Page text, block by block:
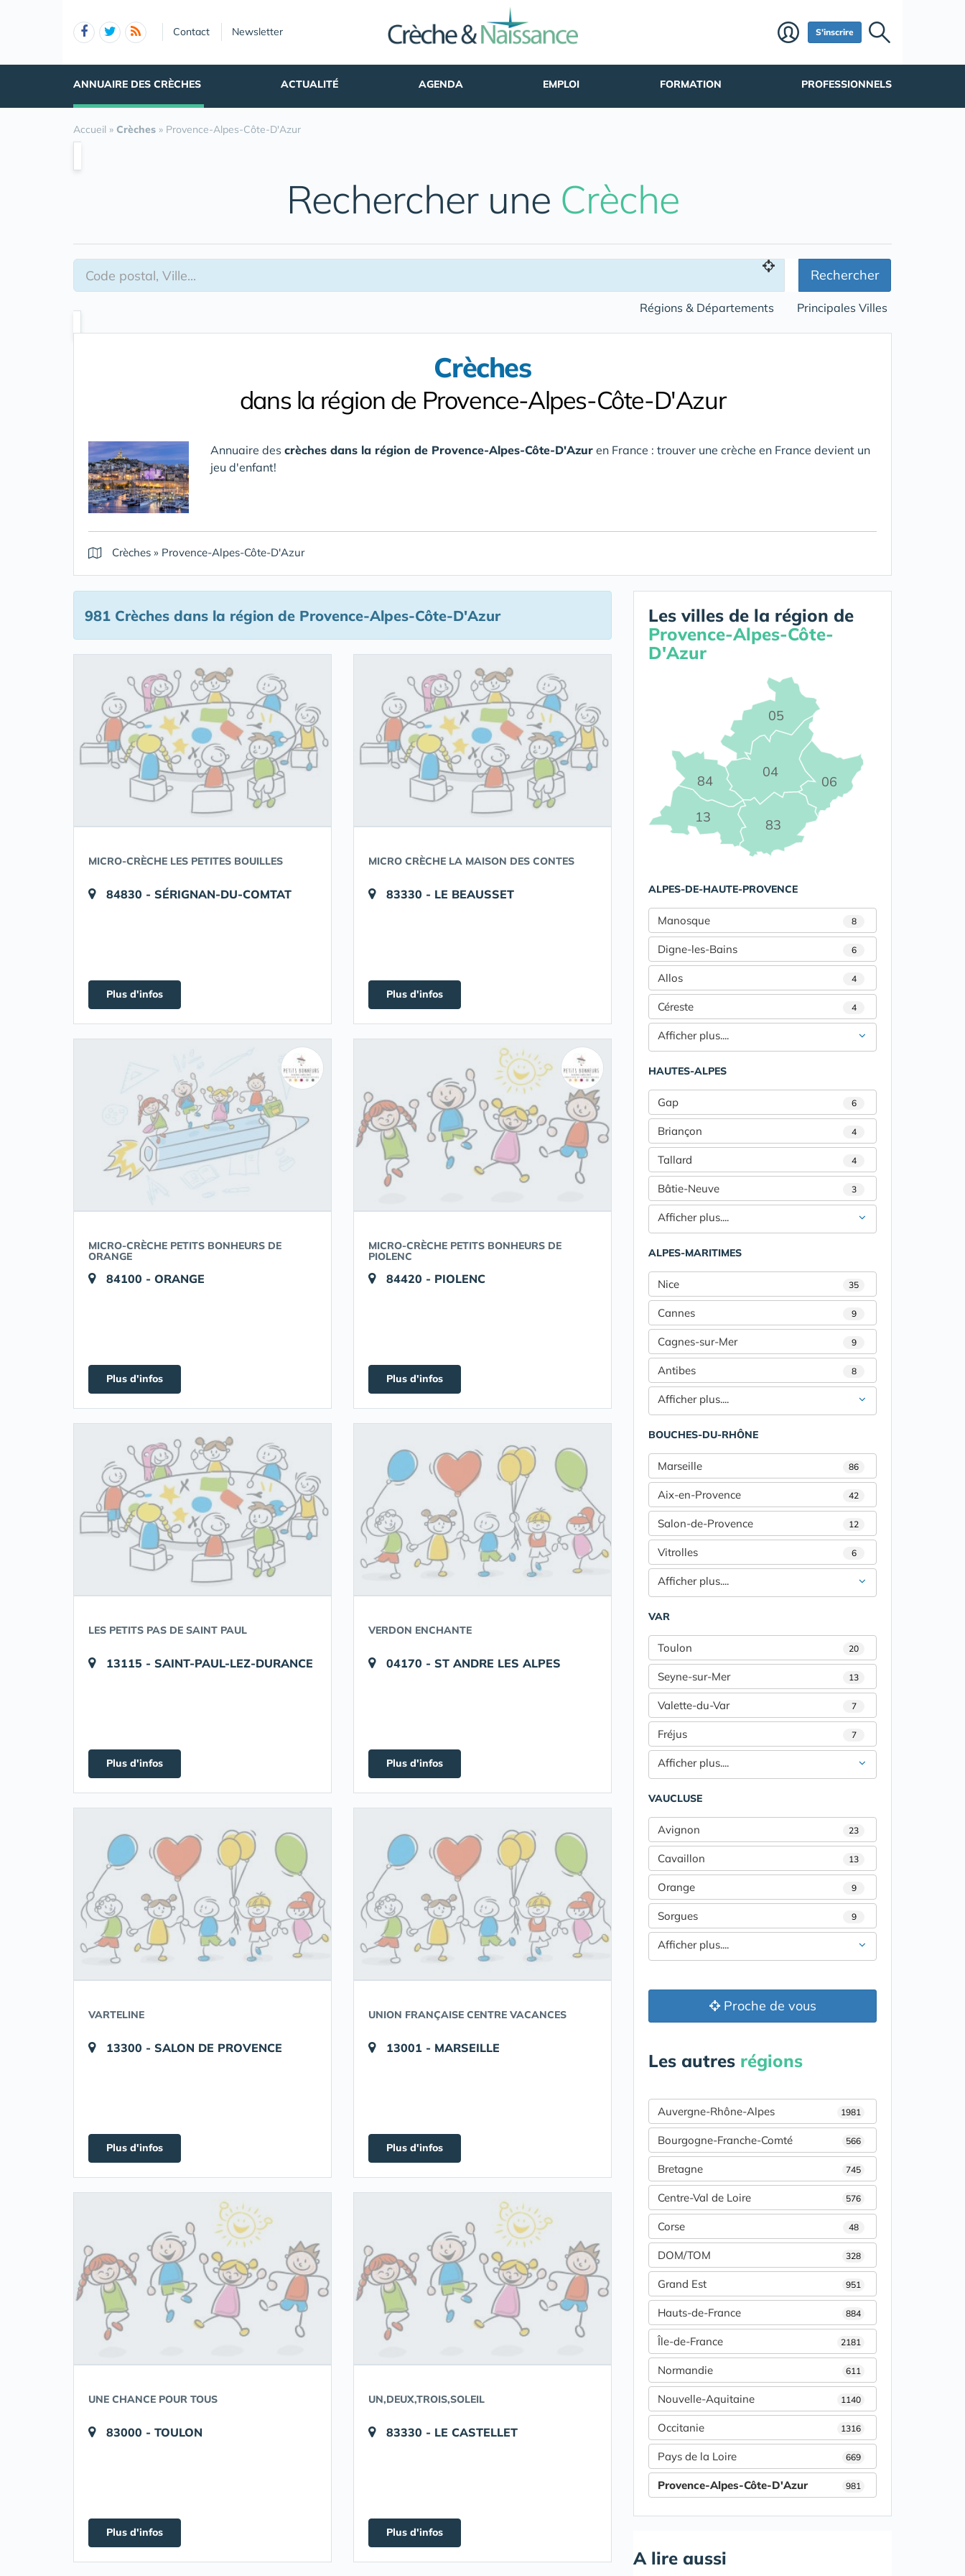
Contact Newsletter S'inscrire
ANNUAIRE DES CRÈCHES ACTUALITÉ AGENDA EMPLOI FORMATION PROFESSIONNELS
Accueil » Crèches » Provence-Alpes-Côte-D'Azur
Rechercher une Crèche
Rechercher
Régions & Départements Principales Villes
Crèches
dans la région de Provence-Alpes-Côte-D'Azur
Annuaire des crèches dans la région de Provence-Alpes-Côte-D'Azur en France : trouver une crèche en France devient un
jeu d'enfant!
Crèches » Provence-Alpes-Côte-D'Azur
981 Crèches dans la région de Provence-Alpes-Côte-D'Azur
MICRO-CRÈCHE LES PETITES BOUILLES
84830 - SÉRIGNAN-DU-COMTAT
Plus d'infos
MICRO CRÈCHE LA MAISON DES CONTES
83330 - LE BEAUSSET
Plus d'infos
MICRO-CRÈCHE PETITS BONHEURS DE
ORANGE
84100 - ORANGE
Plus d'infos
MICRO-CRÈCHE PETITS BONHEURS DE
PIOLENC
84420 - PIOLENC
Plus d'infos
LES PETITS PAS DE SAINT PAUL
13115 - SAINT-PAUL-LEZ-DURANCE
Plus d'infos
VERDON ENCHANTE
04170 - ST ANDRE LES ALPES
Plus d'infos
VARTELINE
13300 - SALON DE PROVENCE
Plus d'infos
UNION FRANÇAISE CENTRE VACANCES
13001 - MARSEILLE
Plus d'infos
UNE CHANCE POUR TOUS
83000 - TOULON
Plus d'infos
UN,DEUX,TROIS,SOLEIL
83330 - LE CASTELLET
Plus d'infos
Les villes de la région de
Provence-Alpes-Côte-
D'Azur
04
05
06
13 83
84
ALPES-DE-HAUTE-PROVENCE
Manosque 8
Digne-les-Bains 6
Allos 4
Céreste 4
Afficher plus....
HAUTES-ALPES
Gap 6
Briançon 4
Tallard 4
Bâtie-Neuve 3
Afficher plus....
ALPES-MARITIMES
Nice 35
Cannes 9
Cagnes-sur-Mer 9
Antibes 8
Afficher plus....
BOUCHES-DU-RHÔNE
Marseille 86
Aix-en-Provence 42
Salon-de-Provence 12
Vitrolles 6
Afficher plus....
VAR
Toulon 20
Seyne-sur-Mer 13
Valette-du-Var 7
Fréjus 7
Afficher plus....
VAUCLUSE
Avignon 23
Cavaillon 13
Orange 9
Sorgues 9
Afficher plus....
Proche de vous
Les autres régions
Auvergne-Rhône-Alpes 1981
Bourgogne-Franche-Comté 566
Bretagne 745
Centre-Val de Loire 576
Corse 48
DOM/TOM 328
Grand Est 951
Hauts-de-France 884
Île-de-France 2181
Normandie 611
Nouvelle-Aquitaine 1140
Occitanie 1316
Pays de la Loire 669
Provence-Alpes-Côte-D'Azur 981
A lire aussi